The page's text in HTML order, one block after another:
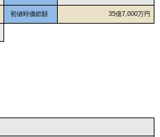
初値時価総額 35億7,000万円